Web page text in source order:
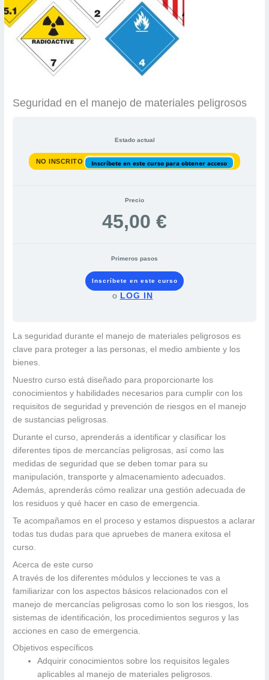
Seguridad en el manejo de materiales peligrosos
Estado actual
NO INSCRITO Inscríbete en este curso para obtener acceso
Precio
45,00 €
Primeros pasos
Inscríbete en este curso
o LOG IN
La seguridad durante el manejo de materiales peligrosos es
clave para proteger a las personas, el medio ambiente y los
bienes.
Nuestro curso está diseñado para proporcionarte los
conocimientos y habilidades necesarios para cumplir con los
requisitos de seguridad y prevención de riesgos en el manejo
de sustancias peligrosas.
Durante el curso, aprenderás a identificar y clasificar los
diferentes tipos de mercancías peligrosas, así como las
medidas de seguridad que se deben tomar para su
manipulación, transporte y almacenamiento adecuados.
Además, aprenderás cómo realizar una gestión adecuada de
los residuos y qué hacer en caso de emergencia.
Te acompañamos en el proceso y estamos dispuestos a aclarar
todas tus dudas para que apruebes de manera exitosa el
curso.
Acerca de este curso
A través de los diferentes módulos y lecciones te vas a
familiarizar con los aspectos básicos relacionados con el
manejo de mercancías peligrosas como lo son los riesgos, los
sistemas de identificación, los procedimientos seguros y las
acciones en caso de emergencia.
Objetivos específicos
Adquirir conocimientos sobre los requisitos legales
aplicables al manejo de materiales peligrosos.